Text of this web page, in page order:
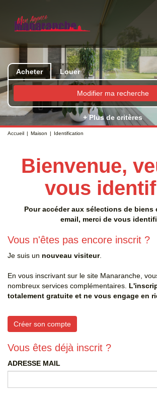
Acheter Louer
Modifier ma recherche
+ Plus de critères
Accueil Maison Identification
Bienvenue,
vous
Pour accéder aux sélections de biens
email, merci de vous
Vous n'êtes pas encore inscrit ?
Je suis un nouveau visiteur.
En vous inscrivant sur le site Manaranche,
nombreux services complémentaires.
totalement gratuite et ne vous engage en
Créer son compte
Vous êtes déjà inscrit ?
ADRESSE MAIL